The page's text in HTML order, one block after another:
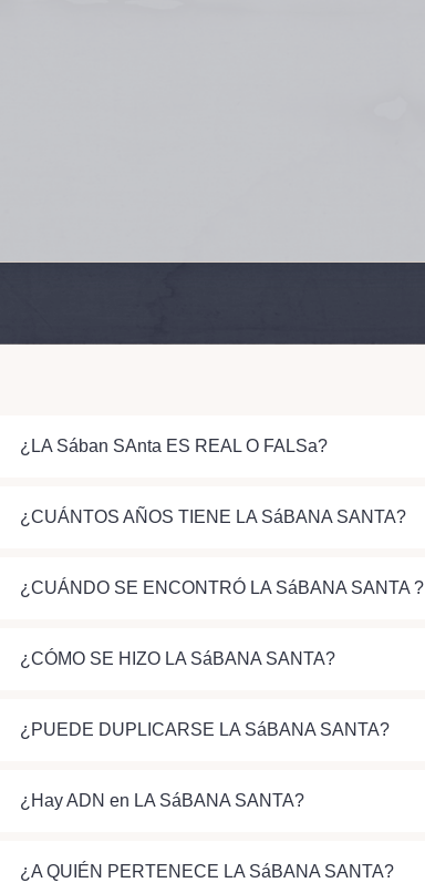
¿LA Sában SAnta ES REAL O FALSa?
¿CUÁNTOS AÑOS TIENE LA SáBANA SANTA?
¿CUÁNDO SE ENCONTRÓ LA SáBANA SANTA ?
¿CÓMO SE HIZO LA SáBANA SANTA?
¿PUEDE DUPLICARSE LA SáBANA SANTA?
¿Hay ADN en LA SáBANA SANTA?
¿A QUIÉN PERTENECE LA SáBANA SANTA?